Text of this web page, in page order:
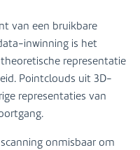
van een bruikbare
inwinning is het
representatie
Pointclouds uit 3D-
representaties van
onmisbaar om